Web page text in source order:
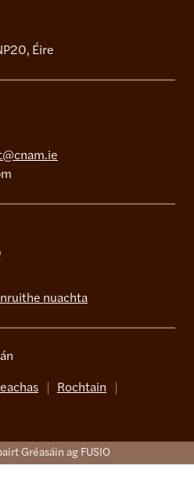
Éire
Twitter)
nuachta
Rochtain
Gréasáin ag FUSIO